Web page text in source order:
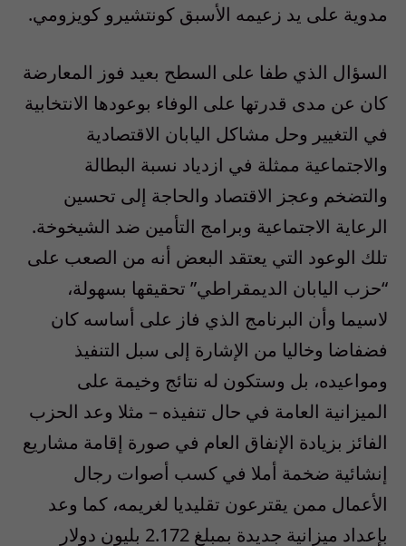
مدوية على يد زعيمه الأسبق كونتشيرو كويزومي.
السؤال الذي طفا على السطح بعيد فوز المعارضة
كان عن مدى قدرتها على الوفاء بوعودها الانتخابية
في التغيير وحل مشاكل اليابان الاقتصادية
والاجتماعية ممثلة في ازدياد نسبة البطالة
والتضخم وعجز الاقتصاد والحاجة إلى تحسين
الرعاية الاجتماعية وبرامج التأمين ضد الشيخوخة.
تلك الوعود التي يعتقد البعض أنه من الصعب على
“حزب اليابان الديمقراطي” تحقيقها بسهولة،
لاسيما وأن البرنامج الذي فاز على أساسه كان
فضفاضا وخاليا من الإشارة إلى سبل التنفيذ
ومواعيده، بل وستكون له نتائج وخيمة على
الميزانية العامة في حال تنفيذه – مثلا وعد الحزب
الفائز بزيادة الإنفاق العام في صورة إقامة مشاريع
إنشائية ضخمة أملا في كسب أصوات رجال
الأعمال ممن يقترعون تقليديا لغريمه، كما وعد
بإعداد ميزانية جديدة بمبلغ 2.172 بليون دولار